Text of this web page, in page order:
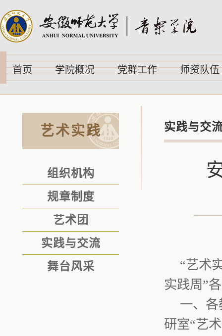
首页 学院概况 党群工作 师资队伍
艺术实践
组织机构
规章制度
艺术团
实践与交流
舞台风采
实践与交
“艺术
实践周”
一、
研室“艺